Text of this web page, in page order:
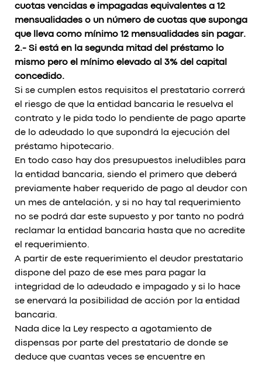
cuotas vencidas e impagadas equivalentes a 12
mensualidades o un número de cuotas que suponga
que lleva como mínimo 12 mensualidades sin pagar.
2.- Si está en la segunda mitad del préstamo lo
mismo pero el mínimo elevado al 3% del capital
concedido.
Si se cumplen estos requisitos el prestatario correrá
el riesgo de que la entidad bancaria le resuelva el
contrato y le pida todo lo pendiente de pago aparte
de lo adeudado lo que supondrá la ejecución del
préstamo hipotecario.
En todo caso hay dos presupuestos ineludibles para
la entidad bancaria, siendo el primero que deberá
previamente haber requerido de pago al deudor con
un mes de antelación, y si no hay tal requerimiento
no se podrá dar este supuesto y por tanto no podrá
reclamar la entidad bancaria hasta que no acredite
el requerimiento.
A partir de este requerimiento el deudor prestatario
dispone del pazo de ese mes para pagar la
integridad de lo adeudado e impagado y si lo hace
se enervará la posibilidad de acción por la entidad
bancaria.
Nada dice la Ley respecto a agotamiento de
dispensas por parte del prestatario de donde se
deduce que cuantas veces se encuentre en